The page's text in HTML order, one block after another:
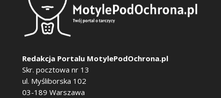
Redakcja Portalu MotylePodOchrona.pl
Skr. pocztowa nr 13
ul. Myśliborska 102
03-189 Warszawa